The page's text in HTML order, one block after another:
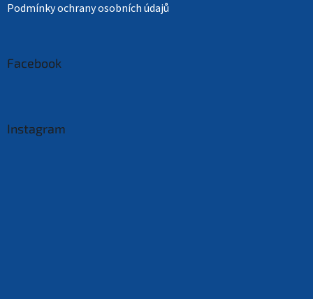
Podmínky ochrany osobních údajů
Facebook
Instagram